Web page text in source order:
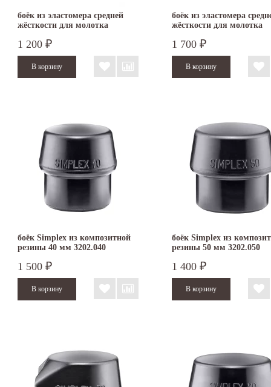
боёк из эластомера средней
жёсткости для молотка
1 200 ₽
боёк из эластомера
жёсткости для молотка
1 700 ₽
боёк Simplex из композитной
резины 40 мм 3202.040
1 500 ₽
боёк Simplex из
резины 50 мм 3202.050
1 400 ₽